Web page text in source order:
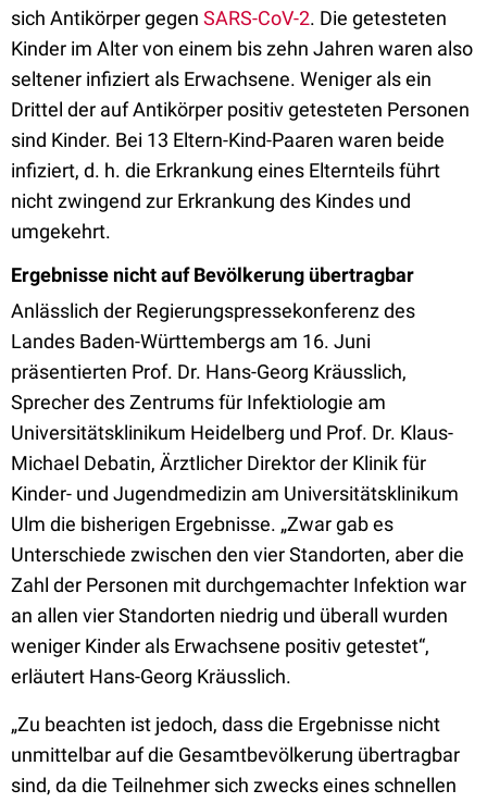
sich Antikörper gegen SARS-CoV-2. Die getesteten
Kinder im Alter von einem bis zehn Jahren waren also
seltener infiziert als Erwachsene. Weniger als ein
Drittel der auf Antikörper positiv getesteten Personen
sind Kinder. Bei 13 Eltern-Kind-Paaren waren beide
infiziert, d. h. die Erkrankung eines Elternteils führt
nicht zwingend zur Erkrankung des Kindes und
umgekehrt.
Ergebnisse nicht auf Bevölkerung übertragbar
Anlässlich der Regierungspressekonferenz des
Landes Baden-Württembergs am 16. Juni
präsentierten Prof. Dr. Hans-Georg Kräusslich,
Sprecher des Zentrums für Infektiologie am
Universitätsklinikum Heidelberg und Prof. Dr. Klaus-
Michael Debatin, Ärztlicher Direktor der Klinik für
Kinder- und Jugendmedizin am Universitätsklinikum
Ulm die bisherigen Ergebnisse. „Zwar gab es
Unterschiede zwischen den vier Standorten, aber die
Zahl der Personen mit durchgemachter Infektion war
an allen vier Standorten niedrig und überall wurden
weniger Kinder als Erwachsene positiv getestet“,
erläutert Hans-Georg Kräusslich.
„Zu beachten ist jedoch, dass die Ergebnisse nicht
unmittelbar auf die Gesamtbevölkerung übertragbar
sind, da die Teilnehmer sich zwecks eines schnellen